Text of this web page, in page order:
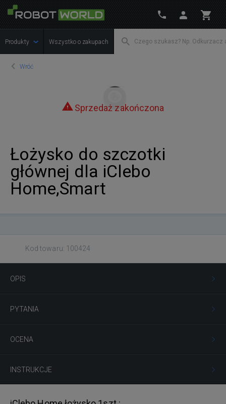
Produkty Wszystko o zakupach
Wróć
Sprzedaż zakończona
Łożysko do szczotki
głównej dla iClebo
Home,Smart
Kod towaru: 100424
OPIS
PYTANIA
OCENA
INSTRUKCJE